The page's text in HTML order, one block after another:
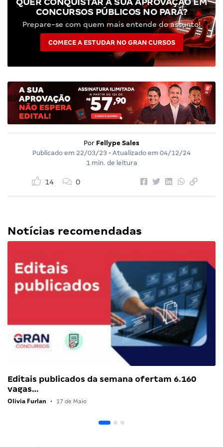
CONCURSOS PÚBLICOS NO PARÁ?
Prepare-se com quem mais entende do assunto!
COMECE A ESTUDAR NO GRAN CURSOS
Por Fellype Sales
Publicado em 22/03/23 • Atualizado em 04/12/24
1 min. de leitura
14 0
Notícias recomendadas
Editais publicados da semana ofertam 6.160
vagas…
Olivia Furlan • 17 de Maio